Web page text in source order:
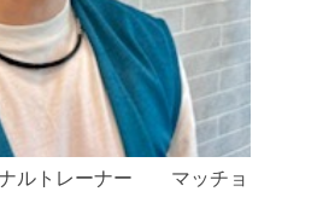
ナルトレーナー マッチョ